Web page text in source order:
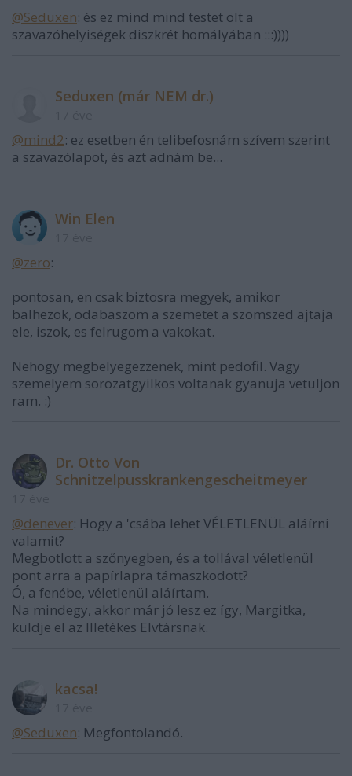
@Seduxen: és ez mind mind testet ölt a
szavazóhelyiségek diszkrét homályában :::))))
Seduxen (már NEM dr.)
@mind2: ez esetben én telibefosnám szívem szerint
a szavazólapot, és azt adnám be...
Win Elen
@zero:
pontosan, en csak biztosra megyek, amikor
balhezok, odabaszom a szemetet a szomszed ajtaja
ele, iszok, es felrugom a vakokat.
Nehogy megbelyegezzenek, mint pedofil. Vagy
szemelyem sorozatgyilkos voltanak gyanuja vetuljon
ram. :)
Dr. Otto Von
Schnitzelpusskrankengescheitmeyer
@denever: Hogy a 'csába lehet VÉLETLENÜL aláírni
valamit?
Megbotlott a szőnyegben, és a tollával véletlenül
pont arra a papírlapra támaszkodott?
Ó, a fenébe, véletlenül aláírtam.
Na mindegy, akkor már jó lesz ez így, Margitka,
küldje el az Illetékes Elvtársnak.
kacsa!
@Seduxen: Megfontolandó.